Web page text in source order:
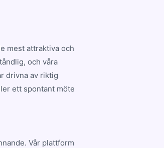
mest attraktiva och
och våra
drivna av riktig
ett spontant möte
Vår plattform